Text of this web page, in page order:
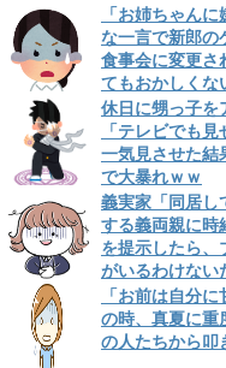
「お姉ちゃん
な一言で新郎の
食事会に変更
てもおかしくな
休日に甥っ子を
「テレビでも
一気見させた
で大暴れｗｗ
義実家「同居し
する義両親に時
を提示したら
がいるわけない
「お前は自分
の時、真夏に
の人たちから叩